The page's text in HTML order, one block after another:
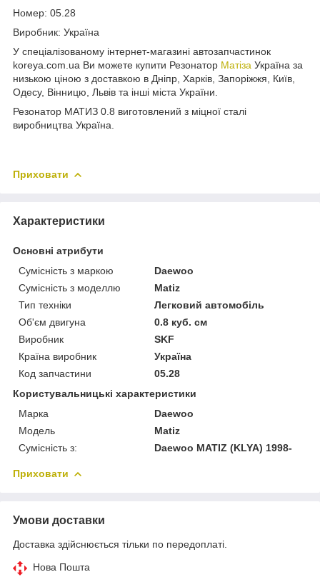
Номер: 05.28
Виробник: Україна
У спеціалізованому інтернет-магазині автозапчастинок
koreya.com.ua Ви можете купити Резонатор Матіза Україна за
низькою ціною з доставкою в Дніпр, Харків, Запоріжжя, Київ,
Одесу, Вінницю, Львів та інші міста України.
Резонатор МАТИЗ 0.8 виготовлений з міцної сталі
виробництва Україна.
Приховати
Характеристики
Основні атрибути
Сумісність з маркою
Daewoo
Сумісність з моделлю
Matiz
Тип техніки
Легковий автомобіль
Об'єм двигуна
0.8 куб. см
Виробник
SKF
Країна виробник
Україна
Код запчастини
05.28
Користувальницькі характеристики
Марка
Daewoo
Модель
Matiz
Сумісність з:
Daewoo MATIZ (KLYA) 1998-
Приховати
Умови доставки
Доставка здійснюється тільки по передоплаті.
Нова Пошта